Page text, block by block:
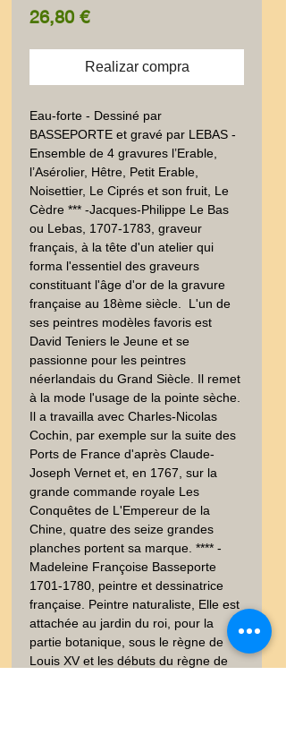
26,80 €Precio
Realizar compra
Eau-forte - Dessiné par
BASSEPORTE et gravé par LEBAS -
Ensemble de 4 gravures l’Erable,
l’Asérolier, Hêtre, Petit Erable,
Noisettier, Le Ciprés et son fruit, Le
Cèdre *** -Jacques-Philippe Le Bas
ou Lebas, 1707-1783, graveur
français, à la tête d'un atelier qui
forma l'essentiel des graveurs
constituant l'âge d'or de la gravure
française au 18ème siècle.  L'un de
ses peintres modèles favoris est
David Teniers le Jeune et se
passionne pour les peintres
néerlandais du Grand Siècle. Il remet
à la mode l'usage de la pointe sèche.
Il a travailla avec Charles-Nicolas
Cochin, par exemple sur la suite des
Ports de France d'après Claude-
Joseph Vernet et, en 1767, sur la
grande commande royale Les
Conquêtes de L'Empereur de la
Chine, quatre des seize grandes
planches portent sa marque. **** -
Madeleine Françoise Basseporte
1701-1780, peintre et dessinatrice
française. Peintre naturaliste, Elle est
attachée au jardin du roi, pour la
partie botanique, sous le règne de
Louis XV et les débuts du règne de